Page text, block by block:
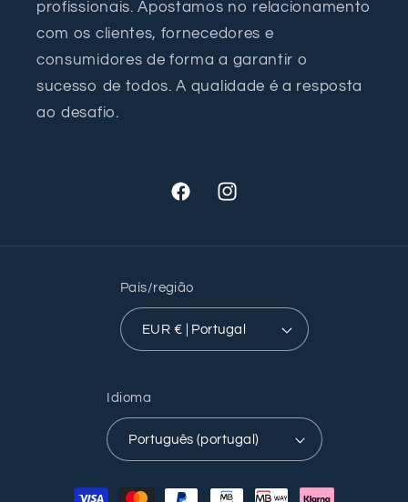
profissionais. Apostamos no relacionamento
com os clientes, fornecedores e
consumidores de forma a garantir o
sucesso de todos. A qualidade é a resposta
ao desafio.
FacebookInstagram
País/região
EUR € | Portugal
Idioma
Português (portugal)
Métodos